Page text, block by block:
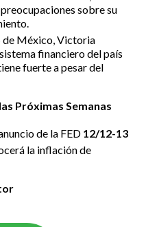
sobre su
de México, Victoria
financiero del país
fuerte a pesar del
Próximas Semanas
de la FED 12/12-13
la inflación de